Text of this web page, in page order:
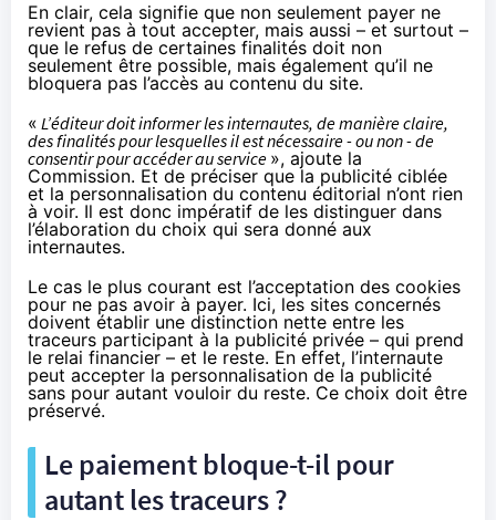
En clair, cela signifie que non seulement payer ne
revient pas à tout accepter, mais aussi – et surtout –
que le refus de certaines finalités doit non
seulement être possible, mais également qu’il ne
bloquera pas l’accès au contenu du site.
« L’éditeur doit informer les internautes, de manière claire,
des finalités pour lesquelles il est nécessaire - ou non - de
consentir pour accéder au service », ajoute la
Commission. Et de préciser que la publicité ciblée
et la personnalisation du contenu éditorial n’ont rien
à voir. Il est donc impératif de les distinguer dans
l’élaboration du choix qui sera donné aux
internautes.
Le cas le plus courant est l’acceptation des cookies
pour ne pas avoir à payer. Ici, les sites concernés
doivent établir une distinction nette entre les
traceurs participant à la publicité privée – qui prend
le relai financier – et le reste. En effet, l’internaute
peut accepter la personnalisation de la publicité
sans pour autant vouloir du reste. Ce choix doit être
préservé.
Le paiement bloque-t-il pour
autant les traceurs ?